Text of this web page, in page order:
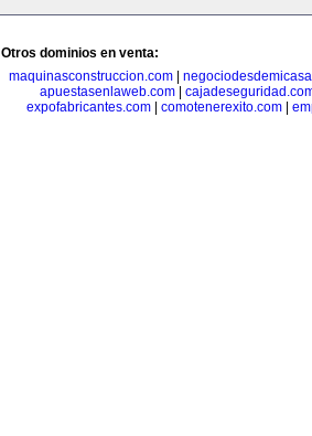
Otros dominios en venta:
maquinasconstruccion.com
apuestasenlaweb.com
expofabricantes.com| comotenerexito.com|